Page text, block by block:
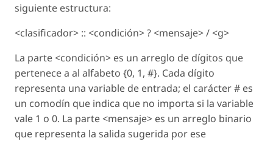
siguiente estructura:
<clasificador> :: <condición> ? <mensaje> / <g>
La parte <condición> es un arreglo de dígitos que
pertenece a al alfabeto {0, 1, #}. Cada dígito
representa una variable de entrada; el carácter # es
un comodín que indica que no importa si la variable
vale 1 o 0. La parte <mensaje> es un arreglo binario
que representa la salida sugerida por ese